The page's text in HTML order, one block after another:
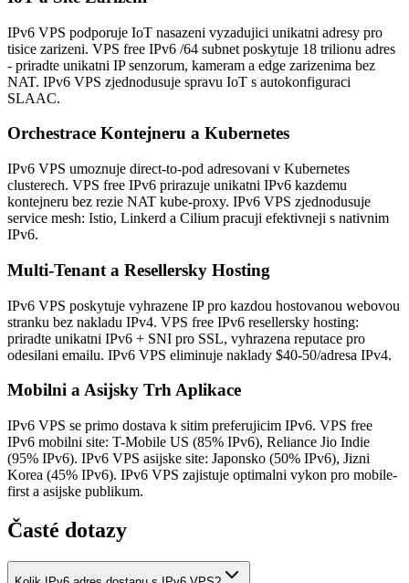
IPv6 VPS podporuje IoT nasazeni vyzadujici unikatni adresy pro
tisice zarizeni. VPS free IPv6 /64 subnet poskytuje 18 trilionu adres
- priradte unikatni IP senzorum, kameram a edge zarizenima bez
NAT. IPv6 VPS zjednodusuje spravu IoT s autokonfiguraci
SLAAC.
Orchestrace Kontejneru a Kubernetes
IPv6 VPS umoznuje direct-to-pod adresovani v Kubernetes
clusterech. VPS free IPv6 prirazuje unikatni IPv6 kazdemu
kontejneru bez rezie NAT kube-proxy. IPv6 VPS zjednodusuje
service mesh: Istio, Linkerd a Cilium pracuji efektivneji s nativnim
IPv6.
Multi-Tenant a Resellersky Hosting
IPv6 VPS poskytuje vyhrazene IP pro kazdou hostovanou webovou
stranku bez nakladu IPv4. VPS free IPv6 resellersky hosting:
priradte unikatni IPv6 + SNI pro SSL, vyhrazena reputace pro
odesilani emailu. IPv6 VPS eliminuje naklady $40-50/adresa IPv4.
Mobilni a Asijsky Trh Aplikace
IPv6 VPS se primo dostava k sitim preferujicim IPv6. VPS free
IPv6 mobilni site: T-Mobile US (85% IPv6), Reliance Jio Indie
(95% IPv6). IPv6 VPS asijske site: Japonsko (50% IPv6), Jizni
Korea (45% IPv6). IPv6 VPS zajistuje optimalni vykon pro mobile-
first a asijske publikum.
Časté dotazy